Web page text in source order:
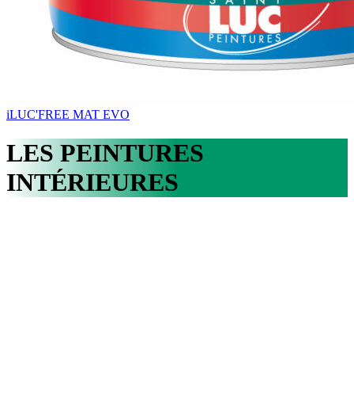
iLUC'FREE MAT EVO
LES PEINTURES
INTÉRIEURES